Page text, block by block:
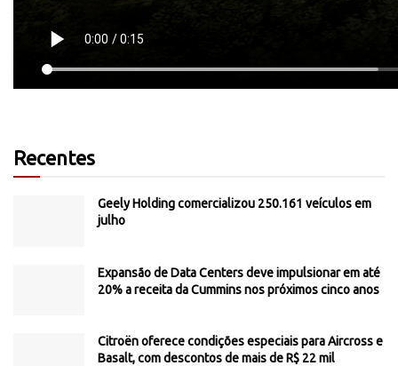
Recentes
Geely Holding comercializou 250.161 veículos em
julho
Expansão de Data Centers deve impulsionar em até
20% a receita da Cummins nos próximos cinco anos
Citroën oferece condições especiais para Aircross e
Basalt, com descontos de mais de R$ 22 mil